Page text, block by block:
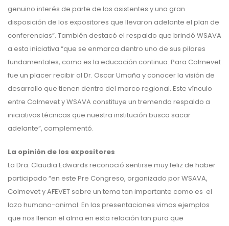
genuino interés de parte de los asistentes y una gran
disposición de los expositores que llevaron adelante el plan de
conferencias”. También destacó el respaldo que brindó WSAVA
a esta iniciativa “que se enmarca dentro uno de sus pilares
fundamentales, como es la educación continua. Para Colmevet
fue un placer recibir al Dr. Oscar Umaña y conocer la visión de
desarrollo que tienen dentro del marco regional. Este vínculo
entre Colmevet y WSAVA constituye un tremendo respaldo a
iniciativas técnicas que nuestra institución busca sacar
adelante”, complementó.
La opinión de los expositores
La Dra. Claudia Edwards reconoció sentirse muy feliz de haber
participado “en este Pre Congreso, organizado por WSAVA,
Colmevet y AFEVET sobre un tema tan importante como es el
lazo humano-animal. En las presentaciones vimos ejemplos
que nos llenan el alma en esta relación tan pura que